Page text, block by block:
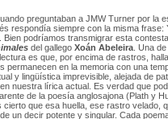
preguntaban a JMW Turner por la
respondía siempre con la misma frase:
Bien podríamos transmigrar esta
del gallego Xoán Abeleira. Una
es que, por encima de rastros,
permanecen en la memoria con una
y lingüística imprevisible, alejada de
nuestra lírica actual. Es verdad que
de la poesía anglosajona (Plath y
cierto que esa huella, ese rastro velado,
un decir potente y singular. Cada